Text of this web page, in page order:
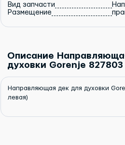
Вид запчасти
Размещение
Описание
духовки Gorenje
Направляющая дек для духовки
левая)